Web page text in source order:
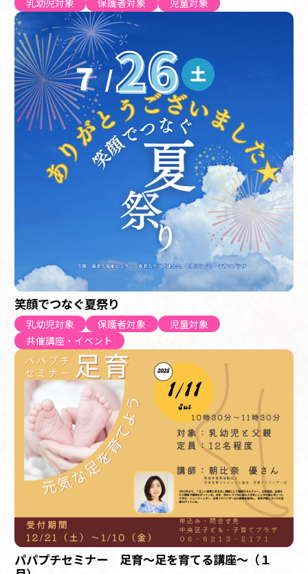
笑顔でつなぐ夏祭り
乳幼児対象 保護者対象
児童対象
共催講座・イベント
パパプチセミナー 足育～足を育てる講座～（１